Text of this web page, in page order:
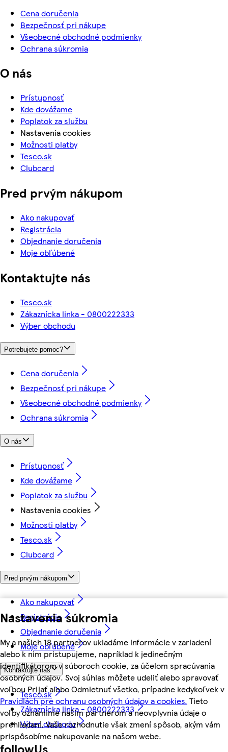
Nastavenia súkromia
My a našich 18 partnerov ukladáme informácie v zariadení
alebo k nim pristupujeme, napríklad k jedinečným
identifikátorom v súboroch cookie, za účelom spracúvania
osobných údajov. Svoj súhlas môžete udeliť alebo spravovať
voľbou Prijať alebo Odmietnuť všetko, prípadne kedykoľvek v
Pravidlách pre ochranu osobných údajov a cookies. Tieto
voľby oznámime našim partnerom a neovplyvnia údaje o
prehliadaní. Vaše rozhodnutie však zmení spôsob, akým vám
prispôsobíme nakupovanie na našom webe.
Cena doručenia
Bezpečnosť pri nákupe
Všeobecné obchodné podmienky
Ochrana súkromia
O nás
Prístupnosť
Kde dovážame
Poplatok za službu
Nastavenia cookies
Možnosti platby
Tesco.sk
Clubcard
Pred prvým nákupom
Ako nakupovať
Registrácia
Objednanie doručenia
Moje obľúbené
Kontaktujte nás
Tesco.sk
Zákaznícka linka - 0800222333
Výber obchodu
Potrebujete pomoc?
Cena doručenia
Bezpečnosť pri nákupe
Všeobecné obchodné podmienky
Ochrana súkromia
O nás
Prístupnosť
Kde dovážame
Poplatok za službu
Nastavenia cookies
Možnosti platby
Tesco.sk
Clubcard
Pred prvým nákupom
Ako nakupovať
Registrácia
Objednanie doručenia
Moje obľúbené
Kontaktujte nás
Tesco.sk
Zákaznícka linka - 0800222333
Výber obchodu
followUs